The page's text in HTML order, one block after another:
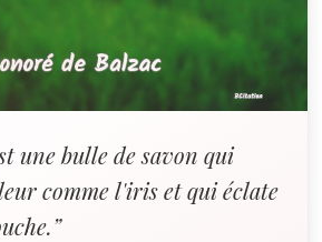
une bulle de savon qui
comme l'iris et qui éclate